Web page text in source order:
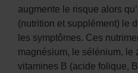
augmente le risque alors
(nutrition et supplément) le
les symptômes. Ces
magnésium, le sélénium, le
vitamines B (acide folique,